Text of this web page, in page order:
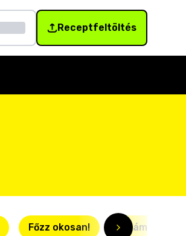
Receptfeltöltés
Főzz okosan! Villámgyors